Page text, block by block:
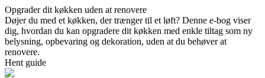
Opgrader dit køkken uden at renovere
Døjer du med et køkken, der trænger til et løft? Denne e-bog viser
dig, hvordan du kan opgradere dit køkken med enkle tiltag som ny
belysning, opbevaring og dekoration, uden at du behøver at
renovere.
Hent guide